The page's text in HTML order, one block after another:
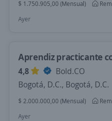
$ 1.750.905,00 (Mensual)
Ayer
Aprendiz practicante
4,8
Bold.CO
Bogotá, D.C., Bogotá, D.C.
$ 2.000.000,00 (Mensual)
Ayer